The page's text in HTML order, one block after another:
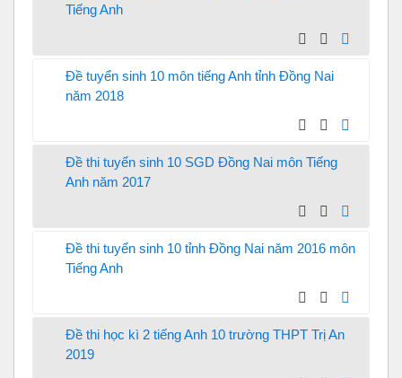
Tiếng Anh
Đề tuyển sinh 10 môn tiếng Anh tỉnh Đồng Nai
năm 2018
Đề thi tuyển sinh 10 SGD Đồng Nai môn Tiếng
Anh năm 2017
Đề thi tuyển sinh 10 tỉnh Đồng Nai năm 2016 môn
Tiếng Anh
Đề thi học kì 2 tiếng Anh 10 trường THPT Trị An
2019